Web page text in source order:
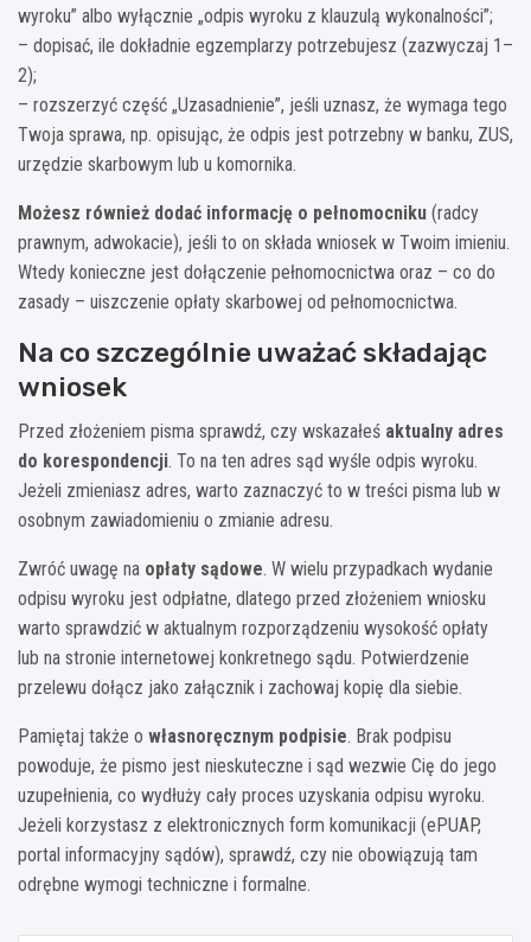
wyroku” albo wyłącznie „odpis wyroku z klauzulą wykonalności”;
– dopisać, ile dokładnie egzemplarzy potrzebujesz (zazwyczaj 1–
2);
– rozszerzyć część „Uzasadnienie”, jeśli uznasz, że wymaga tego
Twoja sprawa, np. opisując, że odpis jest potrzebny w banku, ZUS,
urzędzie skarbowym lub u komornika.
Możesz również dodać informację o pełnomocniku (radcy
prawnym, adwokacie), jeśli to on składa wniosek w Twoim imieniu.
Wtedy konieczne jest dołączenie pełnomocnictwa oraz – co do
zasady – uiszczenie opłaty skarbowej od pełnomocnictwa.
Na co szczególnie uważać składając
wniosek
Przed złożeniem pisma sprawdź, czy wskazałeś aktualny adres
do korespondencji. To na ten adres sąd wyśle odpis wyroku.
Jeżeli zmieniasz adres, warto zaznaczyć to w treści pisma lub w
osobnym zawiadomieniu o zmianie adresu.
Zwróć uwagę na opłaty sądowe. W wielu przypadkach wydanie
odpisu wyroku jest odpłatne, dlatego przed złożeniem wniosku
warto sprawdzić w aktualnym rozporządzeniu wysokość opłaty
lub na stronie internetowej konkretnego sądu. Potwierdzenie
przelewu dołącz jako załącznik i zachowaj kopię dla siebie.
Pamiętaj także o własnoręcznym podpisie. Brak podpisu
powoduje, że pismo jest nieskuteczne i sąd wezwie Cię do jego
uzupełnienia, co wydłuży cały proces uzyskania odpisu wyroku.
Jeżeli korzystasz z elektronicznych form komunikacji (ePUAP,
portal informacyjny sądów), sprawdź, czy nie obowiązują tam
odrębne wymogi techniczne i formalne.